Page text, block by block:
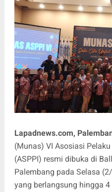
Lapadnews.com,
(Munas) VI Asosiasi
(ASPPI) resmi dibuka di
Palembang pada Selasa
yang berlangsung hingga